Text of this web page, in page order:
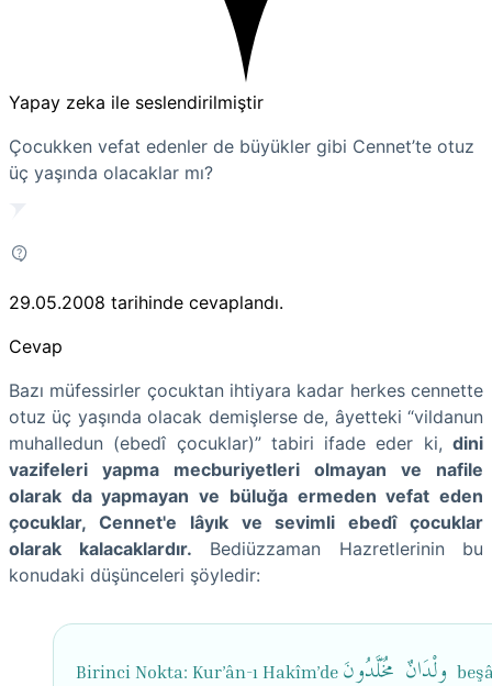
Yapay zeka ile seslendirilmiştir
Çocukken vefat edenler de büyükler gibi Cennet’te otuz
üç yaşında olacaklar mı?
29.05.2008 tarihinde cevaplandı.
Cevap
Bazı müfessirler çocuktan ihtiyara kadar herkes cennette
otuz üç yaşında olacak demişlerse de, âyetteki “vildanun
muhalledun (ebedî çocuklar)” tabiri ifade eder ki, dini
vazifeleri yapma mecburiyetleri olmayan ve nafile
olarak da yapmayan ve büluğa ermeden vefat eden
çocuklar, Cennet'e lâyık ve sevimli ebedî çocuklar
olarak kalacaklardır. Bediüzzaman Hazretlerinin bu
konudaki düşünceleri şöyledir:
Birinci Nokta: Kur’ân-ı Hakîm’de وِلْدَانٌ مُخَلَّدُونَ